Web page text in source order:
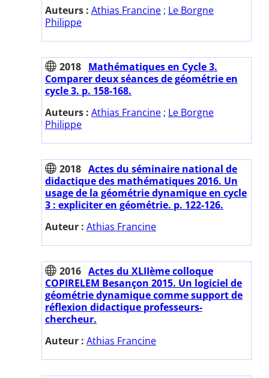
Auteurs : Athias Francine ; Le Borgne
Philippe
2018 Mathématiques en Cycle 3.
Comparer deux séances de géométrie en
cycle 3. p. 158-168.
Auteurs : Athias Francine ; Le Borgne
Philippe
2018 Actes du séminaire national de
didactique des mathématiques 2016. Un
usage de la géométrie dynamique en cycle
3 : expliciter en géométrie. p. 122-126.
Auteur : Athias Francine
2016 Actes du XLIIème colloque
COPIRELEM Besançon 2015. Un logiciel de
géométrie dynamique comme support de
réflexion didactique professeurs-
chercheur.
Auteur : Athias Francine